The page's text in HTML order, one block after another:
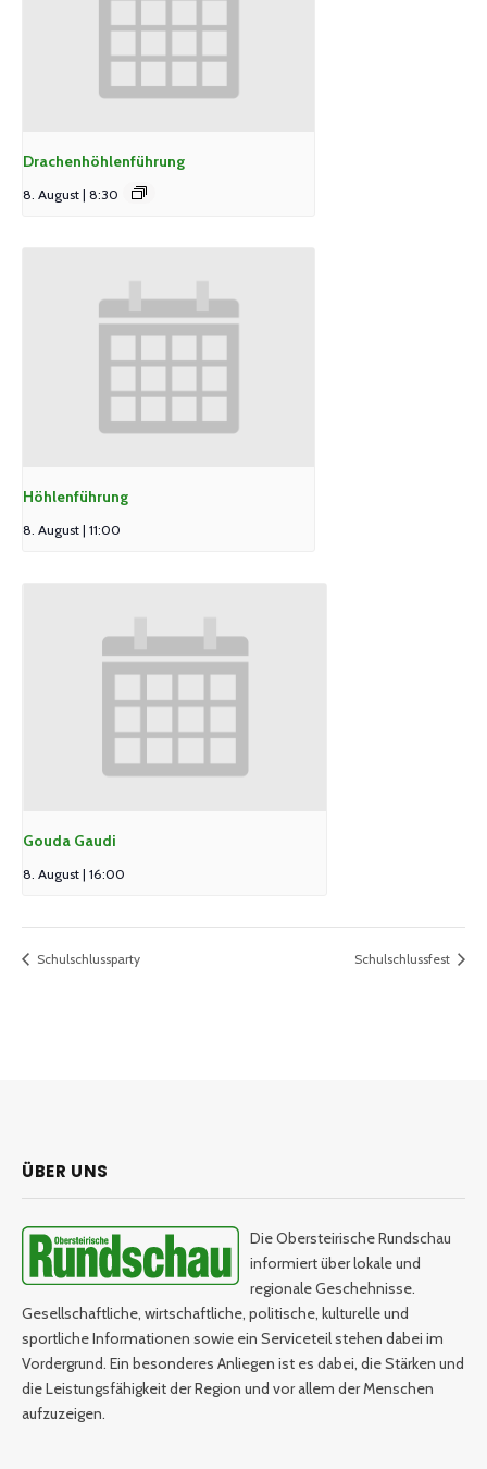
Drachenhöhlenführung
8. August | 8:30
Höhlenführung
8. August | 11:00
Gouda Gaudi
8. August | 16:00
Schulschlussparty Schulschlussfest
ÜBER UNS
Die Obersteirische Rundschau
informiert über lokale und
regionale Geschehnisse.
Gesellschaftliche, wirtschaftliche, politische, kulturelle und
sportliche Informationen sowie ein Serviceteil stehen dabei im
Vordergrund. Ein besonderes Anliegen ist es dabei, die Stärken und
die Leistungsfähigkeit der Region und vor allem der Menschen
aufzuzeigen.